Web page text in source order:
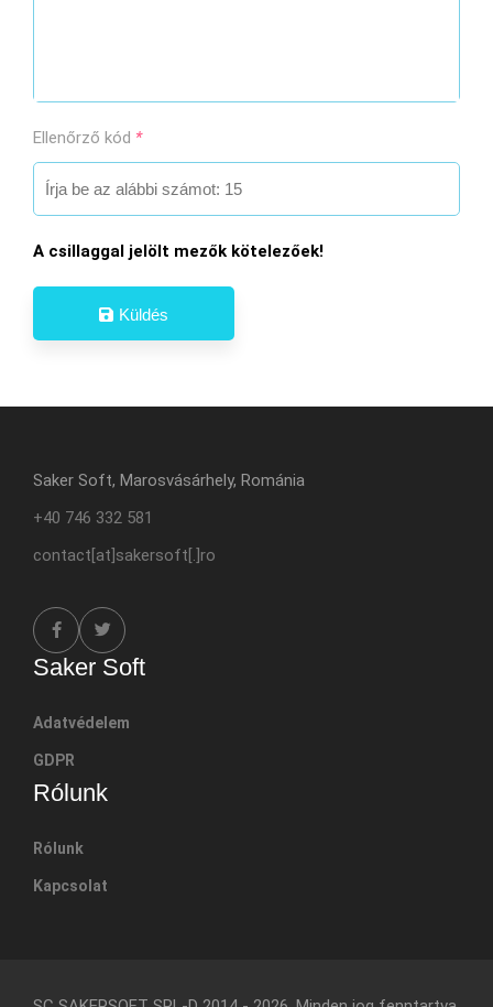
Ellenőrző kód *
A csillaggal jelölt mezők kötelezőek!
Küldés
Saker Soft, Marosvásárhely, Románia
+40 746 332 581
contact[at]sakersoft[.]ro
Saker Soft
Adatvédelem
GDPR
Rólunk
Rólunk
Kapcsolat